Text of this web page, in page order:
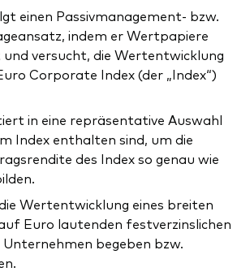
einen Passivmanagement- bzw.
indem er Wertpapiere
versucht, die Wertentwicklung
Corporate Index (der „Index“)
in eine repräsentative Auswahl
Index enthalten sind, um die
des Index so genau wie
Wertentwicklung eines breiten
Euro lautenden festverzinslichen
Unternehmen begeben bzw.